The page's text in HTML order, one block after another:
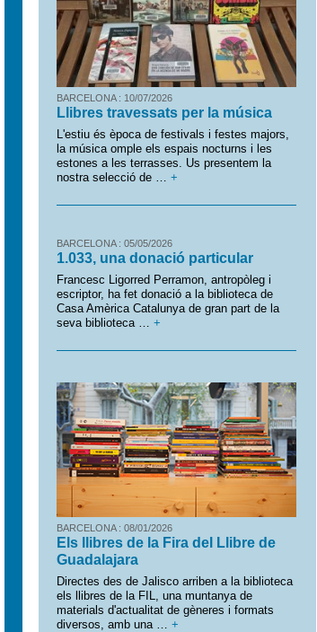
BARCELONA : 10/07/2026
Llibres travessats per la música
L'estiu és època de festivals i festes majors,
la música omple els espais nocturns i les
estones a les terrasses. Us presentem la
nostra selecció de … +
BARCELONA : 05/05/2026
1.033, una donació particular
Francesc Ligorred Perramon, antropòleg i
escriptor, ha fet donació a la biblioteca de
Casa Amèrica Catalunya de gran part de la
seva biblioteca … +
BARCELONA : 08/01/2026
Els llibres de la Fira del Llibre de
Guadalajara
Directes des de Jalisco arriben a la biblioteca
els llibres de la FIL, una muntanya de
materials d'actualitat de gèneres i formats
diversos, amb una … +